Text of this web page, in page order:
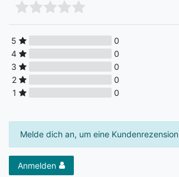
5
0
4
0
3
0
2
0
1
0
Melde dich an, um eine
Anmelden